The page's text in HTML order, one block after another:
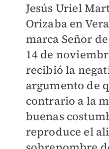
Jesús Uriel
Orizaba en
marca Señor
14 de
recibió la
argumento de
contrario a la
buenas
reproduce el